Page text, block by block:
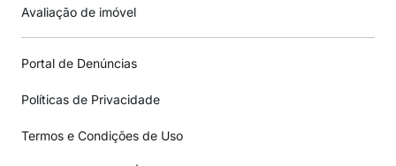
Avaliação de imóvel
Portal de Denúncias
Políticas de Privacidade
Termos e Condições de Uso